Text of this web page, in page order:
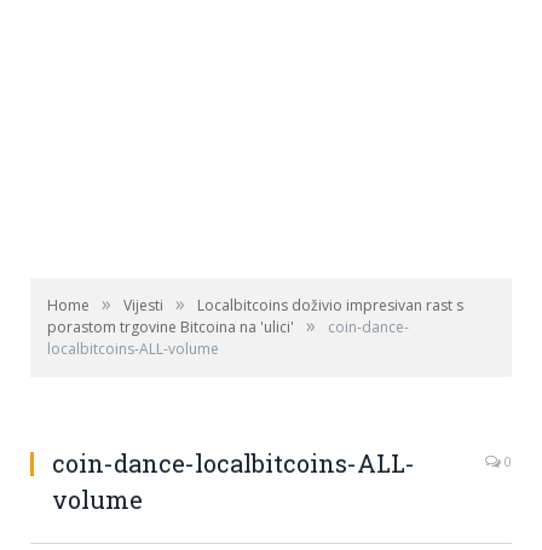
Home » Vijesti »
Localbitcoins doživio impresivan rast s
porastom trgovine Bitcoina na 'ulici'
»
coin-dance-
localbitcoins-ALL-volume
coin-dance-localbitcoins-ALL-
volume
0